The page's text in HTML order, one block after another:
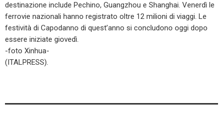
destinazione include Pechino, Guangzhou e Shanghai. Venerdì le
ferrovie nazionali hanno registrato oltre 12 milioni di viaggi. Le
festività di Capodanno di quest’anno si concludono oggi dopo
essere iniziate giovedì.
-foto Xinhua-
(ITALPRESS).